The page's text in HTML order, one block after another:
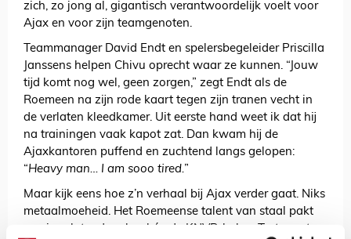
zich, zo jong al, gigantisch verantwoordelijk voelt voor
Ajax en voor zijn teamgenoten.
Teammanager David Endt en spelersbegeleider Priscilla
Janssens helpen Chivu oprecht waar ze kunnen. “Jouw
tijd komt nog wel, geen zorgen,” zegt Endt als de
Roemeen na zijn rode kaart tegen zijn tranen vecht in
de verlaten kleedkamer. Uit eerste hand weet ik dat hij
na trainingen vaak kapot zat. Dan kwam hij de
Ajaxkantoren puffend en zuchtend langs gelopen:
“Heavy man… I am sooo tired.”
Maar kijk eens hoe z’n verhaal bij Ajax verder gaat. Niks
metaalmoeheid. Het Roemeense talent van staal pakt